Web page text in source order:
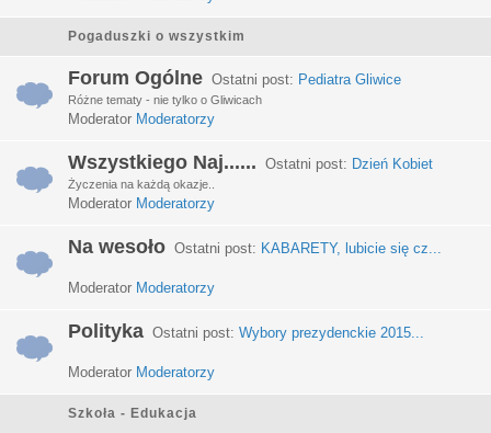
Pogaduszki o wszystkim
Forum Ogólne Ostatni post: Pediatra Gliwice
Różne tematy - nie tylko o Gliwicach
Moderator Moderatorzy
Wszystkiego Naj...... Ostatni post: Dzień Kobiet
Życzenia na każdą okazje..
Moderator Moderatorzy
Na wesoło Ostatni post: KABARETY, lubicie się cz...
Moderator Moderatorzy
Polityka Ostatni post: Wybory prezydenckie 2015...
Moderator Moderatorzy
Szkoła - Edukacja